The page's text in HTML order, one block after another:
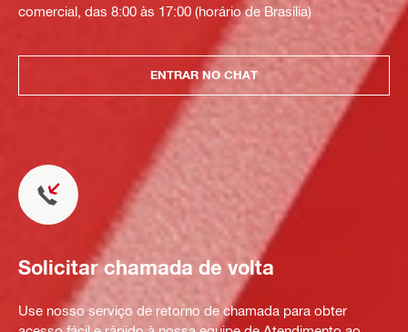
comercial, das 8:00 às 17:00 (horário de Brasília)
ENTRAR NO CHAT
Solicitar chamada de volta
Use nosso serviço de retorno de chamada para obter